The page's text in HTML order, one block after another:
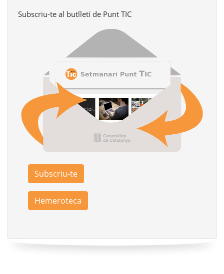
Subscriu-te al butlletí de Punt TIC
Subscriu-te
Hemeroteca